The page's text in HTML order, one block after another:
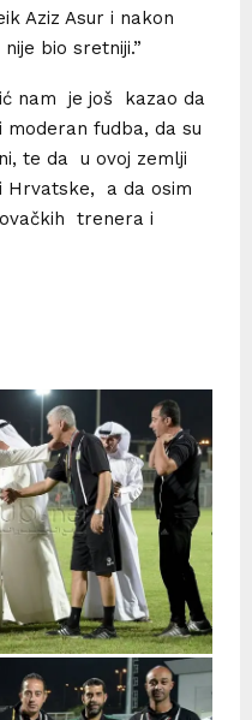
Aziz Asur i nakon
bio sretniji.”
nam je još kazao da
fudba, da su
te da u ovoj zemlji
Hrvatske, a da osim
trenera i